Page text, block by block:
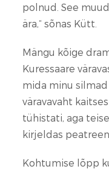
polnud. See
ära,“ sõnas Kütt.
Mängu kõige
Kuressaare
mida minu
väravavaht
tühistati, aga
kirjeldas
Kohtumise lõpp